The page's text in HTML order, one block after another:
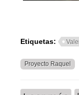
Etiquetas:
Proyecto Raquel